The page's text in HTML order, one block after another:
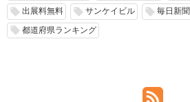
local_offer 出展料無料 local_offer サンケイビル local_offer 毎日新聞
local_offer 都道府県ランキング